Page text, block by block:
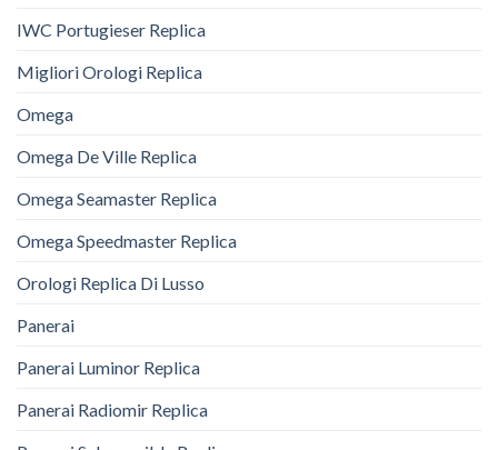
IWC Portugieser Replica
Migliori Orologi Replica
Omega
Omega De Ville Replica
Omega Seamaster Replica
Omega Speedmaster Replica
Orologi Replica Di Lusso
Panerai
Panerai Luminor Replica
Panerai Radiomir Replica